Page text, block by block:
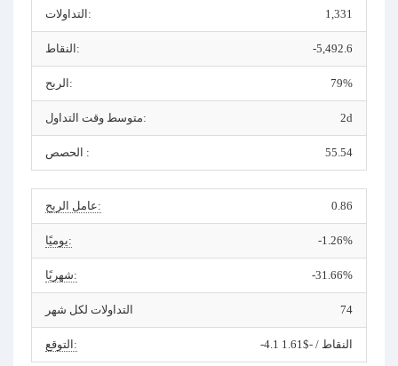
التداولات: 1,331
النقاط: -5,492.6
الربح: 79%
متوسط وقت التداول: 2d
الحصص : 55.54
عامل الربح: 0.86
يوميًا: -1.26%
شهريًا: -31.66%
التداولات لكل شهر 74
التوقع: -4.1 النقاط / -$1.61